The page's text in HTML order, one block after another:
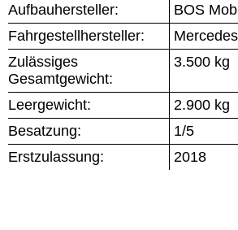
Aufbauhersteller:
BOS
Fahrgestellhersteller:
Zulässiges
Gesamtgewicht:
3.500 kg
Leergewicht:
2.900 kg
Besatzung:
1/5
Erstzulassung:
2018